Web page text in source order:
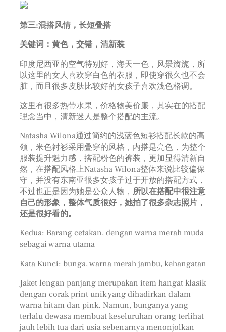
第三:混搭风情，长短叠搭
关键词：黄色，交错，清新装
印度尼西亚的空气特别好，海天一色，风景旖旎，所
以这里的女人喜欢穿白色的衣服，即使穿很久也不会
脏，而且很多皮肤比较好的女孩子喜欢浅色格调。
这里有很多热带水果，价格物美价廉，其实在的搭配
理念当中，清新迷人是整个搭配的主流。
Natasha Wilona通过简约的浅蓝色短衫搭配长款的高
领，米色衬衫采用叠穿的风格，内搭是亮色，为整个
服装提升魅力感，搭配粉色的裤装，更加显得清新自
然，在搭配风格上Natasha Wilona整体来说比较偏保
守，并没有东南亚很多女孩子过于开放的搭配方式，
不过也正是因为她是公众人物， 所以在搭配中很注意
自己的形象，整体气质很好，她拍了很多杂志照片，
还是很好看的。
Kedua: Barang cetakan, dengan warna merah muda
sebagai warna utama
Kata Kunci: bunga, warna merah jambu, kehangatan
Jaket lengan panjang merupakan item hangat klasik
dengan corak print unik yang dihadirkan dalam
warna hitam dan pink. Namun, bunganya yang
terlalu dewasa membuat keseluruhan orang terlihat
jauh lebih tua dari usia sebenarnya menonjolkan